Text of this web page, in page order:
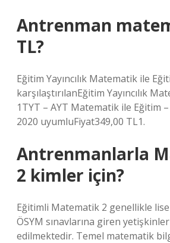
Antrenman
TL?
Eğitim Yayıncılık Matematik ile
karşılaştırılanEğitim Yayıncılık
1TYT – AYT Matematik ile Eğitim
2020 uyumluFiyat349,00 TL1.
Antrenmanlarla
2 kimler için?
Eğitimli Matematik 2 genellikle
ÖSYM sınavlarına giren
edilmektedir. Temel matematik